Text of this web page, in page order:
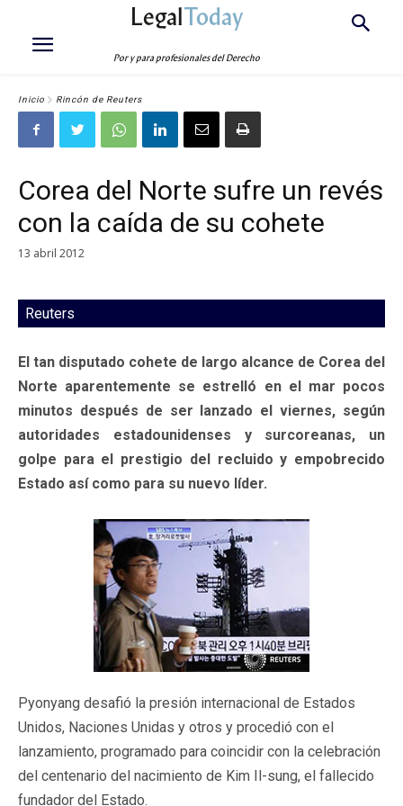
LegalToday
Por y para profesionales del Derecho
Inicio Rincón de Reuters
Corea del Norte sufre un revés
con la caída de su cohete
13 abril 2012
Reuters
El tan disputado cohete de largo alcance de Corea del
Norte aparentemente se estrelló en el mar pocos
minutos después de ser lanzado el viernes, según
autoridades estadounidenses y surcoreanas, un
golpe para el prestigio del recluido y empobrecido
Estado así como para su nuevo líder.
Pyonyang desafió la presión internacional de Estados
Unidos, Naciones Unidas y otros y procedió con el
lanzamiento, programado para coincidir con la celebración
del centenario del nacimiento de Kim Il-sung, el fallecido
fundador del Estado.